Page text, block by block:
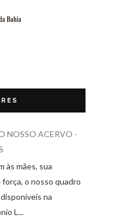
NOSSO ACERVO -
às mães, sua
o nosso quadro
na
L...